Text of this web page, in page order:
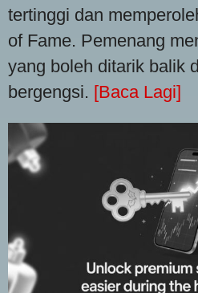
tertinggi dan
of Fame. Pemenang
yang boleh ditarik balik
bergengsi. [Baca Lagi]